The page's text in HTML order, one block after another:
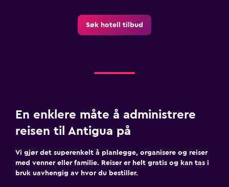
Søk hotell tilbud
En enklere måte å administrere
reisen til Antigua på
Vi gjør det superenkelt å planlegge, organisere og reiser
med venner eller familie. Reiser er helt gratis og kan tas i
bruk uavhengig av hvor du bestiller.